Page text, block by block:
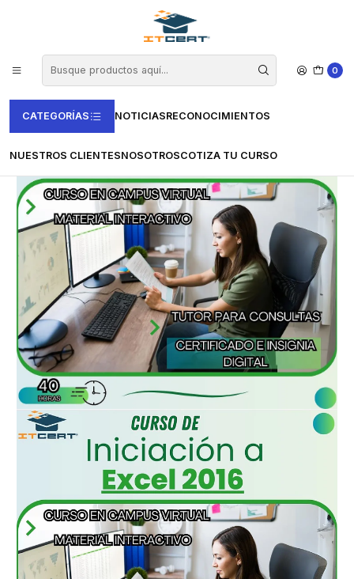
0
CATEGORÍAS NOTICIASRECONOCIMIENTOS
NUESTROS CLIENTESNOSOTROSCOTIZA TU CURSO
Certificación en España
Certificación de competencias (CertiUni)
Cursos Informática y Comunicaciones
Curso de Iniciación a Excel 2016 (40 horas)